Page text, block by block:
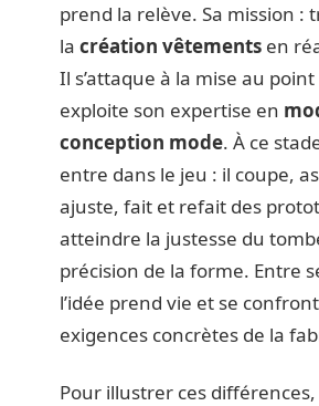
prend la relève. Sa mission :
la création vêtements en
Il s’attaque à la mise au point
exploite son expertise en
conception mode. À ce
entre dans le jeu : il coupe,
ajuste, fait et refait des
atteindre la justesse du
précision de la forme. Entre
l’idée prend vie et se
exigences concrètes de la
Pour illustrer ces